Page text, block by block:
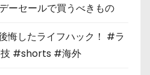
ーセールで買うべきもの
悔したライフハック！ #ラ
#shorts #海外